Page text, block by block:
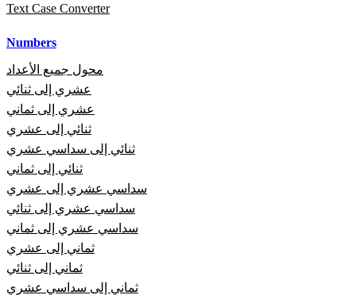
Text Case Converter
Numbers
محول جميع الأعداد
عشري إلى ثنائي
عشري إلى ثماني
ثنائي إلى عشري
ثنائي إلى سداسي عشري
ثنائي إلى ثماني
سداسي عشري إلى عشري
سداسي عشري إلى ثنائي
سداسي عشري إلى ثماني
ثماني إلى عشري
ثماني إلى ثنائي
ثماني إلى سداسي عشري